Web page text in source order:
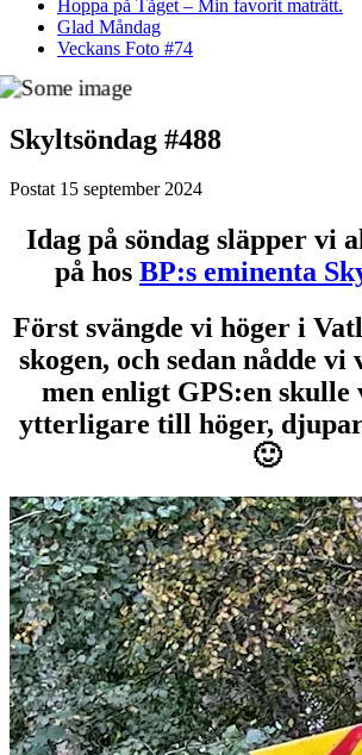
Hoppa på Tåget – Min favorit maträtt.
Glad Måndag
Veckans Foto #74
Skyltsöndag #488
Postat 15 september 2024
Idag på söndag släpper vi
på hos BP:s eminenta
Först svängde vi höger i
skogen, och sedan nådde
men enligt GPS:en
ytterligare till höger,
🙂